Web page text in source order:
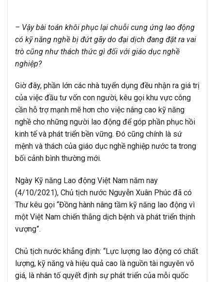
– Vậy bài toán khôi phục lại chuỗi cung ứng lao động
có kỹ năng nghề bị đứt gãy do đại dịch đang đặt ra vai
trò cũng như thách thức gì đối với giáo dục nghề
nghiệp?
Giờ đây, phần lớn các nhà tuyển dụng đều nhận ra giá trị
của việc đầu tư vốn con người, kêu gọi khu vực công
cần hỗ trợ mạnh mẽ hơn cho việc nâng cao kỹ năng
nghề cho những người lao động để góp phần phục hồi
kinh tế và phát triển bền vững. Đó cũng chính là sứ
mệnh và thách của giáo dục nghề nghiệp nước ta trong
bối cảnh bình thường mới.
Ngày Kỹ năng Lao động Việt Nam năm nay
(4/10/2021), Chủ tịch nước Nguyễn Xuân Phúc đã có
Thư kêu gọi “Đồng hành nâng tầm kỹ năng lao động vì
một Việt Nam chiến thắng dịch bệnh và phát triển thịnh
vượng”.
Chủ tịch nước khẳng định: “Lực lượng lao động có chất
lượng, kỹ năng và hiệu quả cao là nguồn tài nguyên vô
giá, là nhân tố quyết định sự phát triển của mỗi quốc